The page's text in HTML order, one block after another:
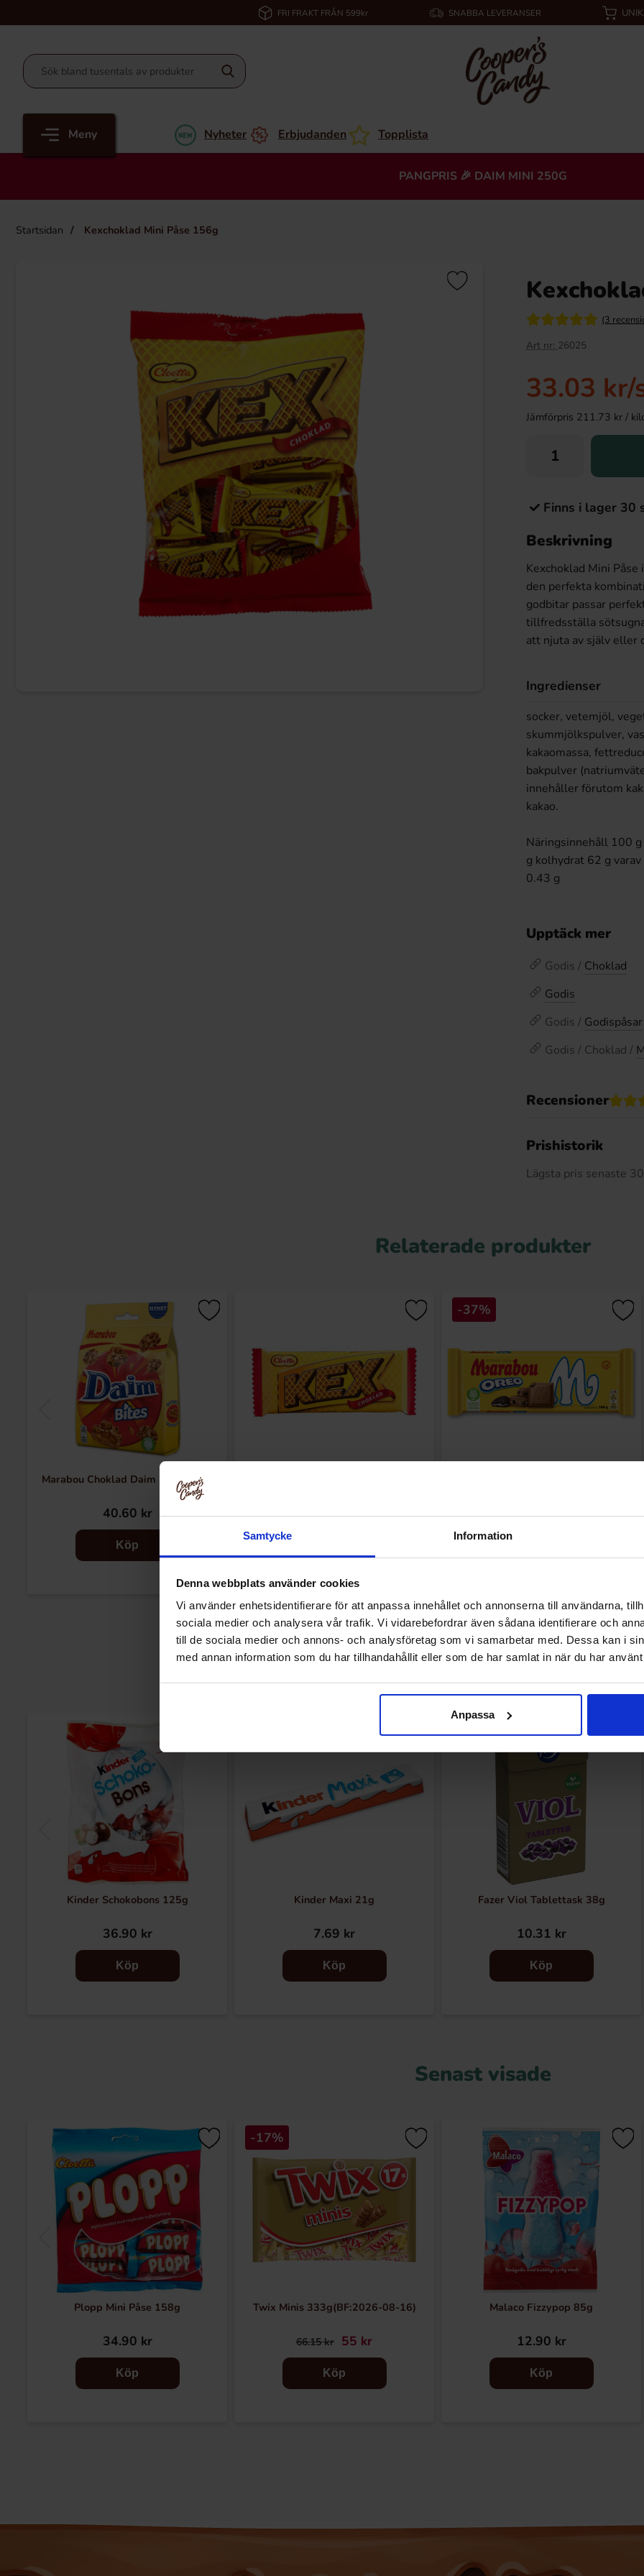
Samtycke Information
Denna webbplats använder cookies
Vi använder enhetsidentifierare för att anpassa innehållet och annonserna till användarna,
sociala medier och analysera vår trafik. Vi vidarebefordrar även sådana identifierare och
till de sociala medier och annons- och analysföretag som vi samarbetar med. Dessa kan i
med annan information som du har tillhandahållit eller som de har samlat in när du har
Anpassa
FRI FRAKT FRÅN 599kr SNABBA LEVERANSER
Meny Nyheter Erbjudanden Topplista
PANGPRIS 🎉 DAIM MINI 250G
Startsidan Kexchoklad Mini Påse 156g
(3
Art nr: 26025
33.03 kr/
Jämförpris 211.73 kr /
Finns i lager 30
Beskrivning
Kexchoklad Mini
den perfekta
godbitar passar
tillfredsställa
att njuta av själv eller
Ingredienser
socker, vetemjöl,
skummjölkspulver,
kakaomassa,
bakpulver
innehåller förutom
kakao.
Näringsinnehåll 100
g kolhydrat 62 g
0.43 g
Upptäck mer
Godis / Choklad
Godis
Godis / Godispåsar
Godis / Choklad /
Recensioner
Prishistorik
Lägsta pris senaste
Relaterade produkter
Marabou Choklad Daim Bites 145g
40.60 kr
Köp
12.21 kr
-37%
39.90 kr 24.99 kr
Andra gillade
Kinder Schokobons 125g
36.90 kr
Köp
Kinder Maxi 21g
7.69 kr
Köp
Fazer Viol Tablettask 38g
10.31 kr
Köp
Senast visade
Plopp Mini Påse 158g
34.90 kr
Köp
-17%
Twix Minis 333g(BF:2026-08-16)
66.15 kr 55 kr
Köp
Malaco Fizzypop 85g
12.90 kr
Köp